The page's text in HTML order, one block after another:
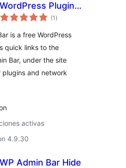
WordPress Plugin
Adding Plugin Link
Sub Menu
(1 evaluación
total
)
is a free WordPress
quick links to the
Bar, under the site
plugins and network
activas
4.9.30
WP Admin Bar Hide